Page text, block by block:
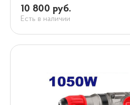
10 800 руб.
Есть в наличии